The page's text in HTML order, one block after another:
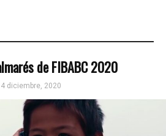
de FIBABC 2020
diciembre, 2020